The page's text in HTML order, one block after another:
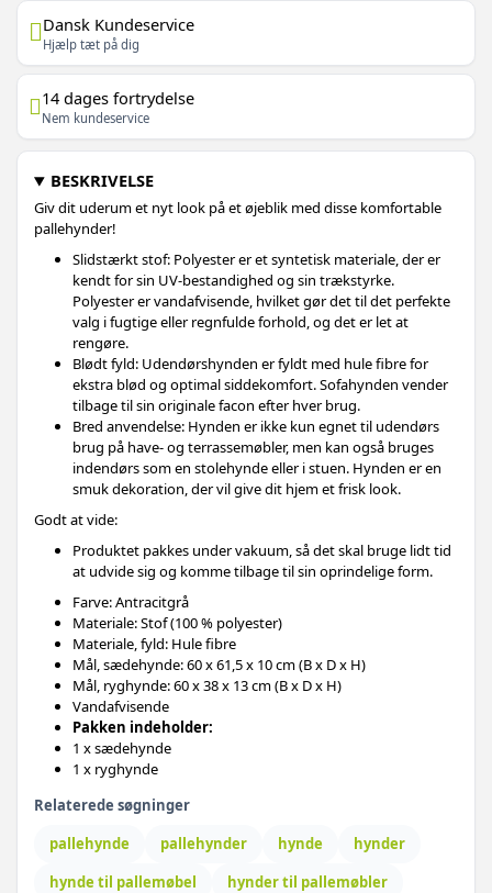
Dansk Kundeservice
Hjælp tæt på dig
14 dages fortrydelse
Nem kundeservice
BESKRIVELSE
Giv dit uderum et nyt look på et øjeblik med disse komfortable
pallehynder!
Slidstærkt stof: Polyester er et syntetisk materiale, der er
kendt for sin UV-bestandighed og sin trækstyrke.
Polyester er vandafvisende, hvilket gør det til det perfekte
valg i fugtige eller regnfulde forhold, og det er let at
rengøre.
Blødt fyld: Udendørshynden er fyldt med hule fibre for
ekstra blød og optimal siddekomfort. Sofahynden vender
tilbage til sin originale facon efter hver brug.
Bred anvendelse: Hynden er ikke kun egnet til udendørs
brug på have- og terrassemøbler, men kan også bruges
indendørs som en stolehynde eller i stuen. Hynden er en
smuk dekoration, der vil give dit hjem et frisk look.
Godt at vide:
Produktet pakkes under vakuum, så det skal bruge lidt tid
at udvide sig og komme tilbage til sin oprindelige form.
Farve: Antracitgrå
Materiale: Stof (100 % polyester)
Materiale, fyld: Hule fibre
Mål, sædehynde: 60 x 61,5 x 10 cm (B x D x H)
Mål, ryghynde: 60 x 38 x 13 cm (B x D x H)
Vandafvisende
Pakken indeholder:
1 x sædehynde
1 x ryghynde
Relaterede søgninger
pallehynde
pallehynder hynde
hynder
hynde til pallemøbel
hynder til pallemøbler